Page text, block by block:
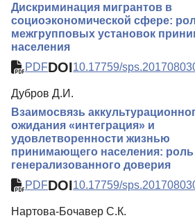
Дискриминация мигрантов в
социоэкономической сфере:
межгрупповых установок
населения
PDFDOI10.17759/
Дубров Д.И.
Взаимосвязь
ожидания «интеграция» и
удовлетворенности жизнью
принимающего населения: роль
генерализованного доверия
PDFDOI10.17759/
Нартова-Бочавер С.К.